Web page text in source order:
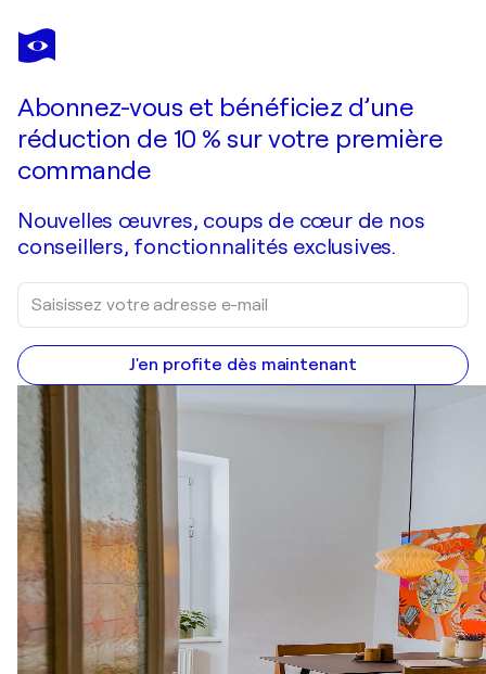
CARLOS MARTIN
Coastal stroll
Abonnez-vous et bénéficiez d’une
réduction de 10 % sur votre première
commande
Nouvelles œuvres, coups de cœur de nos
conseillers, fonctionnalités exclusives.
J'en profite dès maintenant